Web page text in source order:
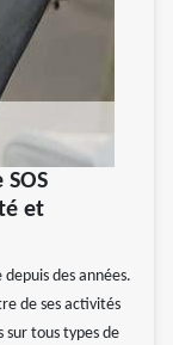
et
des années.
de ses activités
sur tous types de